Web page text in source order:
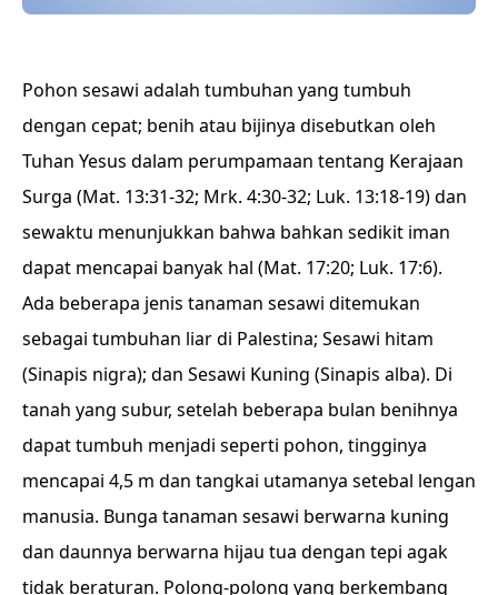
Pohon sesawi adalah tumbuhan yang tumbuh
dengan cepat; benih atau bijinya disebutkan oleh
Tuhan Yesus dalam perumpamaan tentang Kerajaan
Surga (Mat. 13:31-32; Mrk. 4:30-32; Luk. 13:18-19) dan
sewaktu menunjukkan bahwa bahkan sedikit iman
dapat mencapai banyak hal (Mat. 17:20; Luk. 17:6).
Ada beberapa jenis tanaman sesawi ditemukan
sebagai tumbuhan liar di Palestina; Sesawi hitam
(Sinapis nigra); dan Sesawi Kuning (Sinapis alba). Di
tanah yang subur, setelah beberapa bulan benihnya
dapat tumbuh menjadi seperti pohon, tingginya
mencapai 4,5 m dan tangkai utamanya setebal lengan
manusia. Bunga tanaman sesawi berwarna kuning
dan daunnya berwarna hijau tua dengan tepi agak
tidak beraturan. Polong-polong yang berkembang